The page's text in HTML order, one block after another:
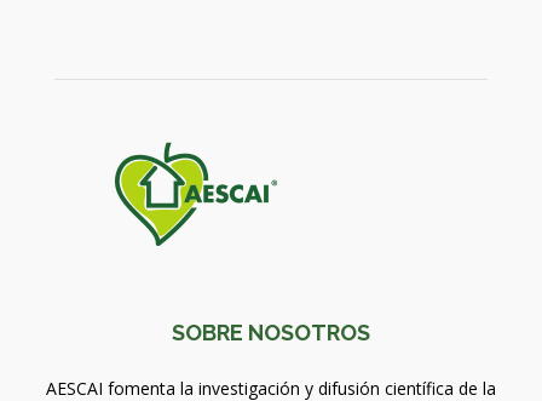
SOBRE NOSOTROS
AESCAI fomenta la investigación y difusión científica de la